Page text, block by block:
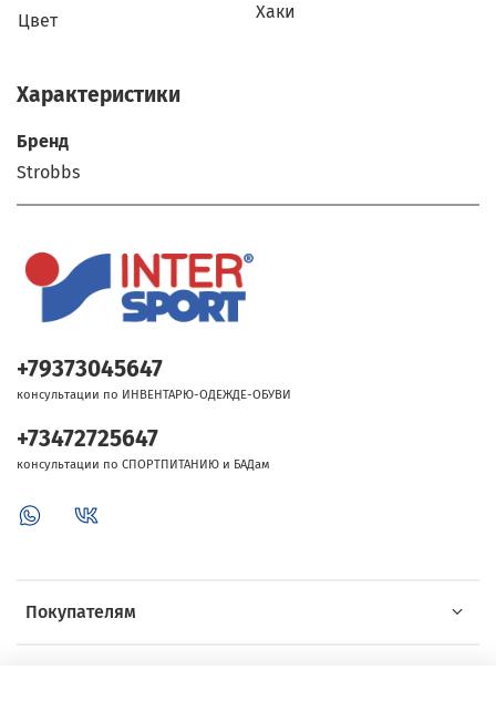
Цвет
Хаки
Характеристики
Бренд
Strobbs
Покупателям
+79373045647
консультации по ИНВЕНТАРЮ-ОДЕЖДЕ-ОБУВИ
+73472725647
консультации по СПОРТПИТАНИЮ и БАДам